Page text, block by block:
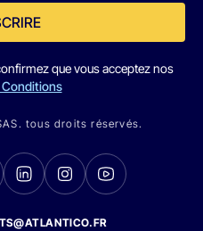
que vous acceptez nos
tous droits réservés.